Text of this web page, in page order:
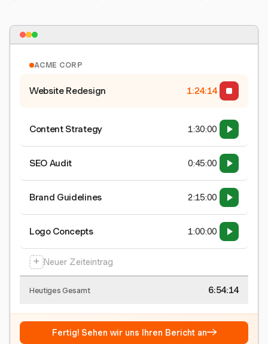
ACME CORP
Website Redesign 1:24:15
Content Strategy 1:30:00
SEO Audit 0:45:00
Brand Guidelines 2:15:00
Logo Concepts 1:00:00
+ Neuer Zeiteintrag
Heutiges Gesamt 6:54:15
Fertig! Sehen wir uns Ihren Bericht an→